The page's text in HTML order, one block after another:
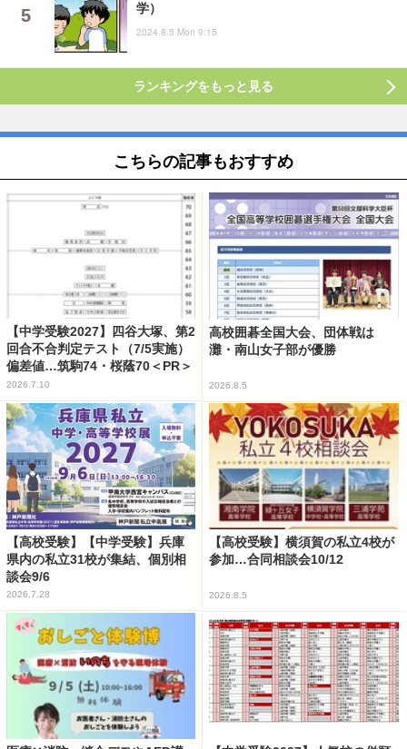
学）
2024.8.5 Mon 9:15
ランキングをもっと見る
こちらの記事もおすすめ
【中学受験2027】四谷大塚、第2
回合不合判定テスト（7/5実施）
偏差値…筑駒74・桜蔭70＜PR＞
2026.7.10
高校囲碁全国大会、団体戦は
灘・南山女子部が優勝
2026.8.5
【高校受験】【中学受験】兵庫
県内の私立31校が集結、個別相
談会9/6
2026.7.28
【高校受験】横須賀の私立4校が
参加…合同相談会10/12
2026.8.5